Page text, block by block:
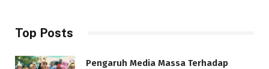
Top Posts
Pengaruh Media Massa Terhadap